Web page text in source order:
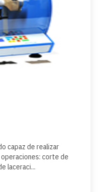
capaz de realizar
corte de
laceraci...